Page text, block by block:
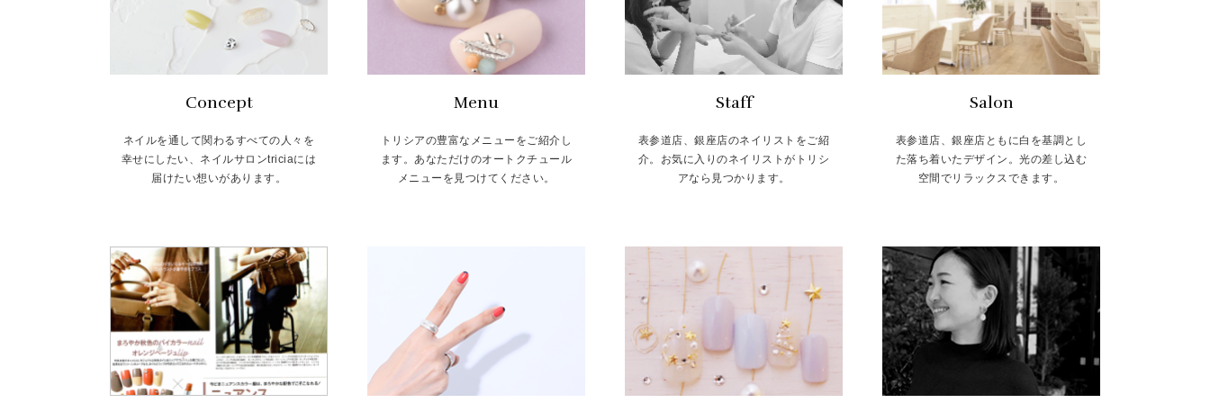
Concept
ネイルを通して関わるすべての人々を
幸せにしたい、ネイルサロンtriciaには
届けたい想いがあります。
Menu
トリシアの豊富なメニューをご紹介し
ます。あなただけのオートクチュール
メニューを見つけてください。
Staff
表参道店、銀座店のネイリストをご紹
介。お気に入りのネイリストがトリシ
アなら見つかります。
Salon
表参道店、銀座店ともに白を基調とし
た落ち着いたデザイン。光の差し込む
空間でリラックスできます。